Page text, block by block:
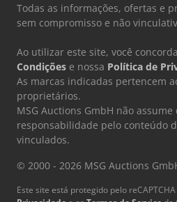
Todas as informações, ofertas e
sem compromisso e não
Ao utilizar este site, você
Condições e nossa Política de
As marcas indicadas pertencem
proprietários.
MSG Auctions GmbH não
responsabilidade pelo conteúdo
vinculados.
© 2000 - 2026 MSG Auctions
Este site está protegido pelo